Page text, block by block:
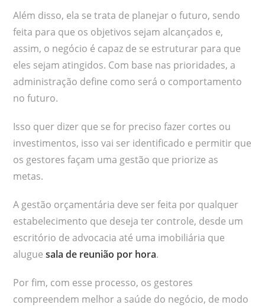
Além disso, ela se trata de planejar o futuro, sendo
feita para que os objetivos sejam alcançados e,
assim, o negócio é capaz de se estruturar para que
eles sejam atingidos. Com base nas prioridades, a
administração define como será o comportamento
no futuro.
Isso quer dizer que se for preciso fazer cortes ou
investimentos, isso vai ser identificado e permitir que
os gestores façam uma gestão que priorize as
metas.
A gestão orçamentária deve ser feita por qualquer
estabelecimento que deseja ter controle, desde um
escritório de advocacia até uma imobiliária que
aluguesala de reunião por hora.
Por fim, com esse processo, os gestores
compreendem melhor a saúde do negócio, de modo